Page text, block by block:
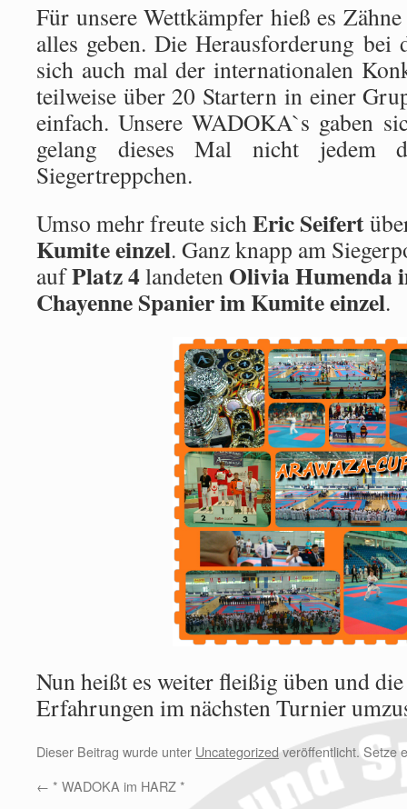
Für unsere Wettkämpfer hieß es
alles geben. Die Herausforderung bei
sich auch mal der internationalen
teilweise über 20 Startern in einer
einfach. Unsere WADOKA`s gaben
gelang dieses Mal nicht jedem
Siegertreppchen.
Umso mehr freute sichEric Seifert
Kumite einzel. Ganz knapp am
aufPlatz 4 landeten Olivia Humenda
Chayenne Spanier im Kumite einzel.
Nun heißt es weiter fleißig üben und
Erfahrungen im nächsten Turnier
Dieser Beitrag wurde unter Uncategorizedveröffentlicht. Setze
← * WADOKA im HARZ *